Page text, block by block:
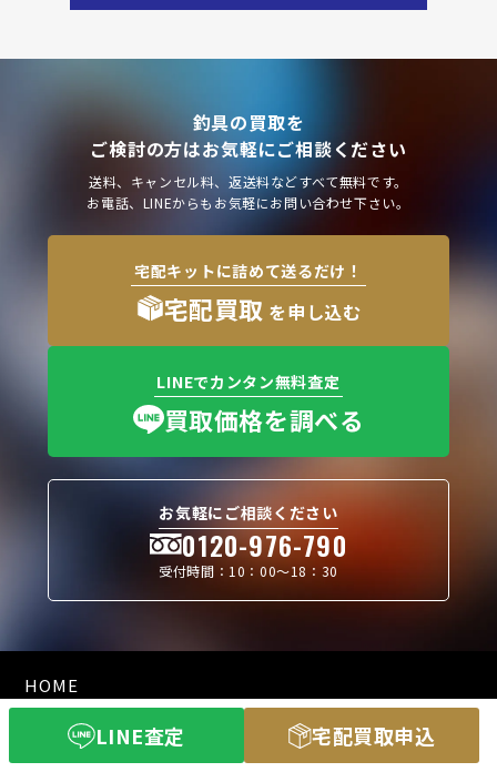
釣具の買取を
ご検討の方はお気軽にご相談ください
送料、キャンセル料、返送料などすべて無料です。
お電話、LINEからもお気軽にお問い合わせ下さい。
宅配キットに詰めて送るだけ！
宅配買取 を申し込む
LINEでカンタン無料査定
買取価格を調べる
お気軽にご相談ください
0120-976-790
受付時間：10：00〜18：30
LINE査定 宅配買取申込
HOME
店頭買取